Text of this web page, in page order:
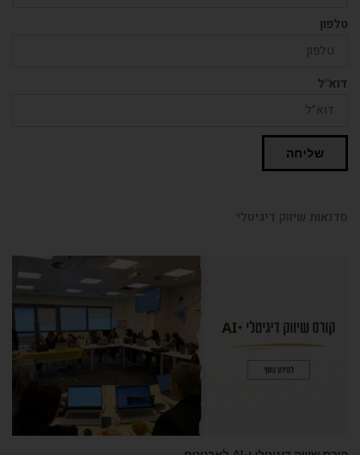
שליחה
שיווק דיגיטלי